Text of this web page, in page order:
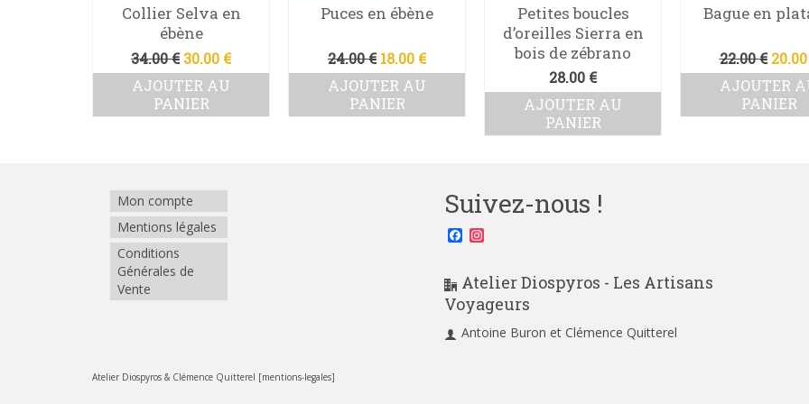
Collier Selva en
ébène
34.00€ Le
prix
initial
était :
30.00 €Le
prix
AJOUTER AU
PANIER
Puces en ébène
24.00€ Le
prix
initial
était :
18.00 €Le
prix
AJOUTER AU
PANIER
Petites boucles
d’oreilles Sierra en
bois de zébrano
28.00 €
AJOUTER AU
PANIER
Bague en
22.00€ Le
prix
était :
20.00
AJOUTER
PANIER
Mon compte
Mentions légales
Conditions
Générales de
Vente
Suivez-nous !
Facebook
Atelier Diospyros - Les Artisans
Voyageurs
Antoine Buron et Clémence Quitterel
Atelier Diospyros & Clémence Quitterel [mentions-legales]